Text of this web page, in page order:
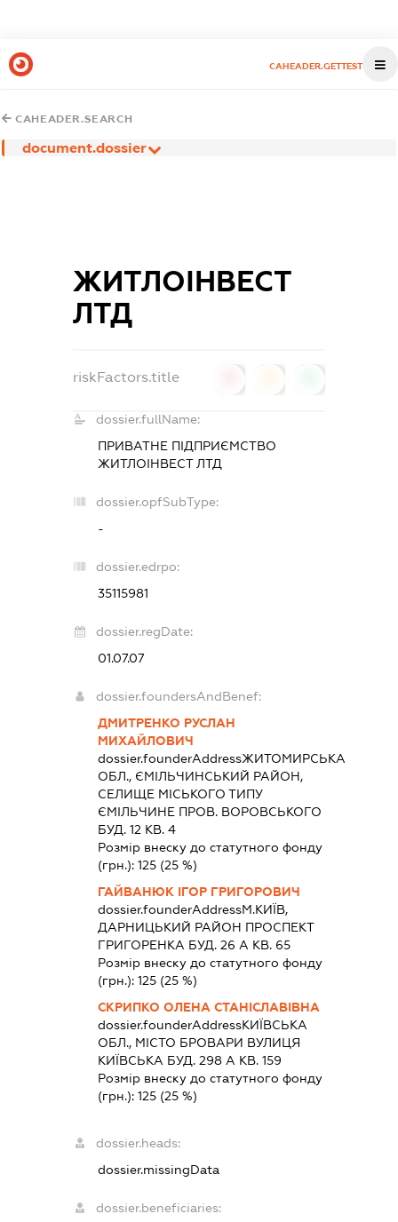
CAHEADER.GETTEST
CAHEADER.SEARCH
document.dossier
ЖИТЛОІНВЕСТ
ЛТД
riskFactors.title
dossier.fullName:
ПРИВАТНЕ ПІДПРИЄМСТВО
ЖИТЛОІНВЕСТ ЛТД
dossier.opfSubType:
-
dossier.edrpo:
35115981
dossier.regDate:
01.07.07
dossier.foundersAndBenef:
ДМИТРЕНКО РУСЛАН
МИХАЙЛОВИЧ
dossier.founderAddressЖИТОМИРСЬКА
ОБЛ., ЄМІЛЬЧИНСЬКИЙ РАЙОН,
СЕЛИЩЕ МІСЬКОГО ТИПУ
ЄМІЛЬЧИНЕ ПРОВ. ВОРОВСЬКОГО
БУД. 12 КВ. 4
Розмір внеску до статутного фонду
(грн.): 125(25 %)
ГАЙВАНЮК ІГОР ГРИГОРОВИЧ
dossier.founderAddressМ.КИЇВ,
ДАРНИЦЬКИЙ РАЙОН ПРОСПЕКТ
ГРИГОРЕНКА БУД. 26 А КВ. 65
Розмір внеску до статутного фонду
(грн.): 125(25 %)
СКРИПКО ОЛЕНА СТАНІСЛАВІВНА
dossier.founderAddressКИЇВСЬКА
ОБЛ., МІСТО БРОВАРИ ВУЛИЦЯ
КИЇВСЬКА БУД. 298 А КВ. 159
Розмір внеску до статутного фонду
(грн.): 125(25 %)
dossier.heads:
dossier.missingData
dossier.beneficiaries: